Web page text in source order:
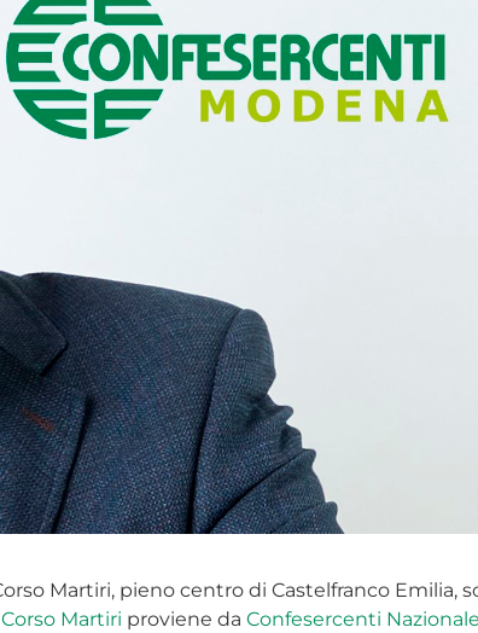
Martiri, pieno centro di Castelfranco Emilia,
Martiri proviene da Confesercenti Nazionale